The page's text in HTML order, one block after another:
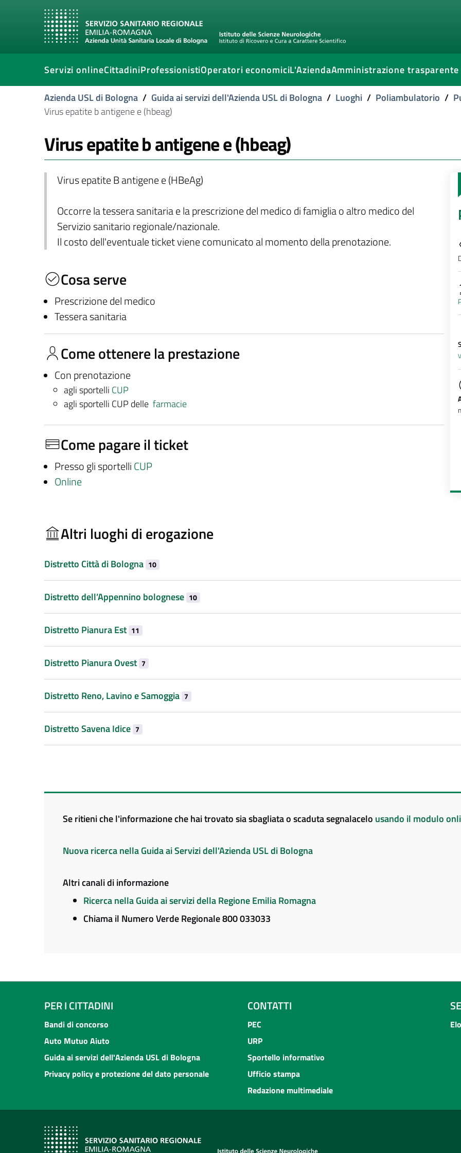
Servizi onlineCittadiniProfessionistiOperatori economiciL'AziendaAmministrazione trasparente
Azienda USL di Bologna / Guida ai servizi dell'Azienda USL di Bologna / Luoghi / Poliambulatorio /
Virus epatite b antigene e (hbeag)
Virus epatite b antigene e (hbeag)
Virus epatite B antigene e (HBeAg)
Occorre la tessera sanitaria e la prescrizione del medico di famiglia o altro medico del
Servizio sanitario regionale/nazionale.
Il costo dell'eventuale ticket viene comunicato al momento della prenotazione.
Cosa serve
Prescrizione del medico
Tessera sanitaria
Come ottenere la prestazione
Con prenotazione
agli sportelli CUP
agli sportelli CUP delle farmacie
Come pagare il ticket
Presso gli sportelli CUP
Online
Altri luoghi di erogazione
Distretto Città di Bologna 10
Distretto dell’Appennino bolognese 10
Distretto Pianura Est 11
Distretto Pianura Ovest 7
Distretto Reno, Lavino e Samoggia 7
Distretto Savena Idice 7
Se ritieni che l'informazione che hai trovato sia sbagliata o scaduta segnalacelo usando il modulo
Nuova ricerca nella Guida ai Servizi dell'Azienda USL di Bologna
Altri canali di informazione
Ricerca nella Guida ai servizi della Regione Emilia Romagna
Chiama il Numero Verde Regionale 800 033033
PER I CITTADINI
Bandi di concorso
Auto Mutuo Aiuto
Guida ai servizi dell'Azienda USL di Bologna
Privacy policy e protezione del dato personale
CONTATTI
PEC
URP
Sportello informativo
Ufficio stampa
Redazione multimediale